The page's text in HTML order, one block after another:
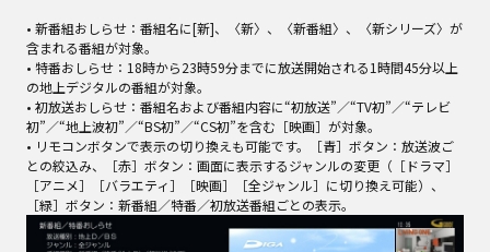
• 新番組おしらせ：番組名に[新]、〈新〉、〈新番組〉、〈新シリーズ〉が
含まれる番組が対象。
• 特番おしらせ：18時から23時59分までに放送開始される1時間45分以上
の地上デジタルの番組が対象。
• 初放送おしらせ：番組名および番組内容に“初放送”／“TV初”／“テレビ
初”／“地上波初”／“BS初”／“CS初”を含む［映画］が対象。
• リモコンボタンで表示の切り換えも可能です。［青］ボタン：放送波ご
との絞込み、［赤］ボタン：画面に表示するジャンルの変更（［ドラマ］
［アニメ］［バラエティ］［映画］［全ジャンル］に切り換え可能）、
［緑］ボタン：新番組／特番／初放送番組ごとの表示。